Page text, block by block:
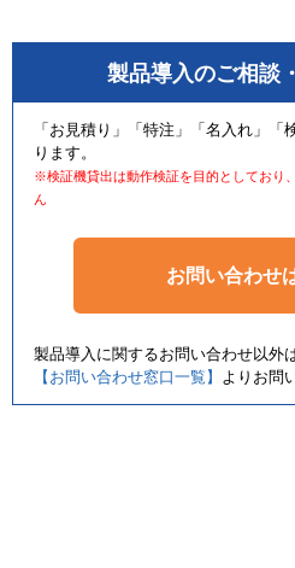
製品導入のご相談
「お見積り」「特注」「名入れ」「
ります。
※検証機貸出は動作検証を目的としており
ん
お問い合わせ
製品導入に関するお問い合わせ以外
【お問い合わせ窓口一覧】
よりお問